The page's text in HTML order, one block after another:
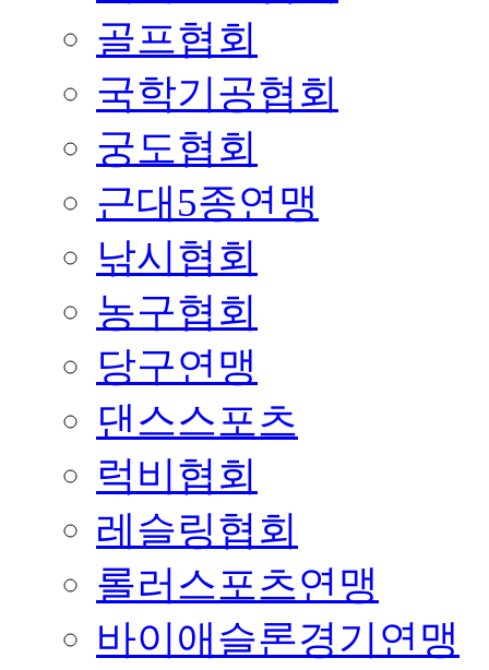
골프협회
국학기공협회
궁도협회
근대5종연맹
낚시협회
농구협회
당구연맹
댄스스포츠
럭비협회
레슬링협회
롤러스포츠연맹
바이애슬론경기연맹